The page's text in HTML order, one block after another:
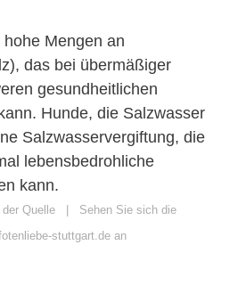
Mengen an
das bei übermäßiger
gesundheitlichen
Hunde, die Salzwasser
Salzwasservergiftung, die
lebensbedrohliche
kann.
Quelle
Sehen Sie sich die
stuttgart.de an